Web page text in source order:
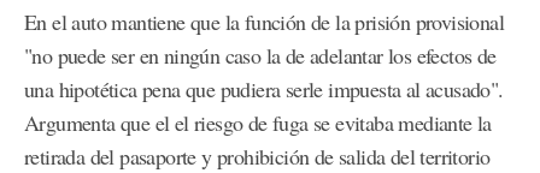
En el auto mantiene que la función de la prisión provisional
"no puede ser en ningún caso la de adelantar los efectos de
una hipotética pena que pudiera serle impuesta al acusado".
Argumenta que el el riesgo de fuga se evitaba mediante la
retirada del pasaporte y prohibición de salida del territorio